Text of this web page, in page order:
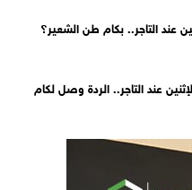
عند التاجر.. بكام طن الشعير؟
عند التاجر.. الردة وصل لكام